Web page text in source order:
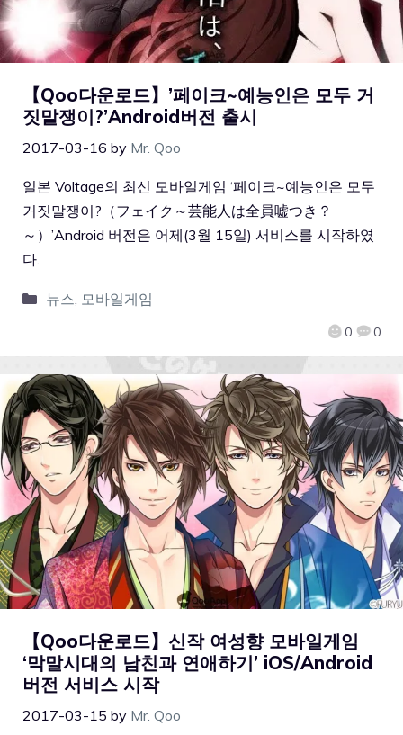
【Qoo다운로드】’페이크~예능인은 모두 거
짓말쟁이?’Android버전 출시
2017-03-16 by Mr. Qoo
0 0
일본 Voltage의 최신 모바일게임 ‘페이크~예능인은 모두
거짓말쟁이?（フェイク～芸能人は全員嘘つき？
～）’Android 버전은 어제(3월 15일) 서비스를 시작하였
다.
뉴스 모바일게임
【Qoo다운로드】신작 여성향 모바일게임
‘막말시대의 남친과 연애하기’ iOS/Android
버전 서비스 시작
2017-03-15 by Mr. Qoo